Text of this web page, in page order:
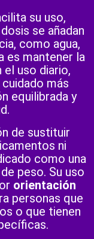
su uso,
se añadan
como agua,
es mantener la
el uso diario,
más
equilibrada y
de sustituir
ni
como una
peso. Su uso
orientación
personas que
o que tienen